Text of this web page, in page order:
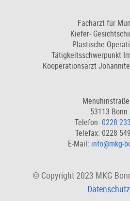
Facharzt für
Kiefer-
Plastische
Tätigkeitsschwerpunkt
Kooperationsarzt
53113 Bonn
Telefon: 0228
Telefax: 0228
E-Mail: info@mkg-
© Copyright 2023 MKG
Datenschutz